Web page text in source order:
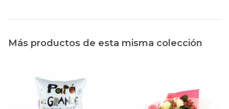
Más productos de esta misma colección